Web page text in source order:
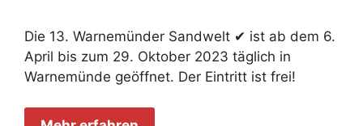
Die 13. Warnemünder Sandwelt ✔ ist ab dem 6.
April bis zum 29. Oktober 2023 täglich in
Warnemünde geöffnet. Der Eintritt ist frei!